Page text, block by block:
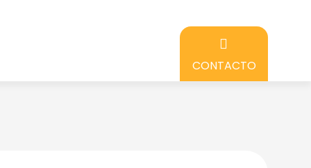
CONTACTO